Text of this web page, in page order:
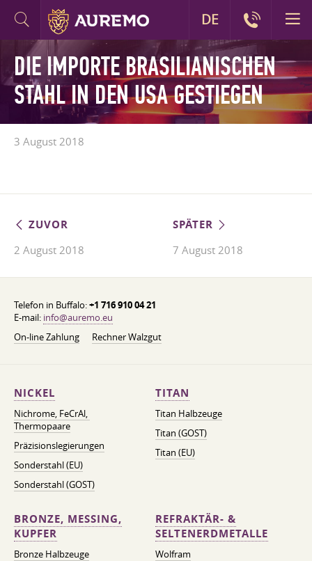
DIE IMPORTE BRASILIANISCHEN
STAHL IN DEN USA GESTIEGEN
3 August 2018
ZUVOR
2 August 2018
SPÄTER
7 August 2018
Telefon in Buffalo:+1 716 910 04 21
E-mail: info@auremo.eu
On-line Zahlung
Rechner Walzgut
NICKEL
Nichrome, FeСrAl, ​​
Thermopaare
Präzisionslegierungen
Sonderstahl (EU)
Sonderstahl (GOST)
TITAN
Titan Halbzeuge
Titan (GOST)
Titan (EU)
BRONZE, MESSING,
KUPFER
Bronze Halbzeuge
REFRAKTÄR- &
SELTENERDMETALLE
Wolfram
DE